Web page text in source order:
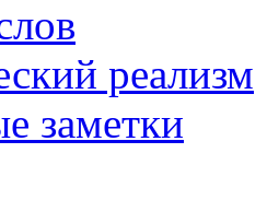
реализм
заметки